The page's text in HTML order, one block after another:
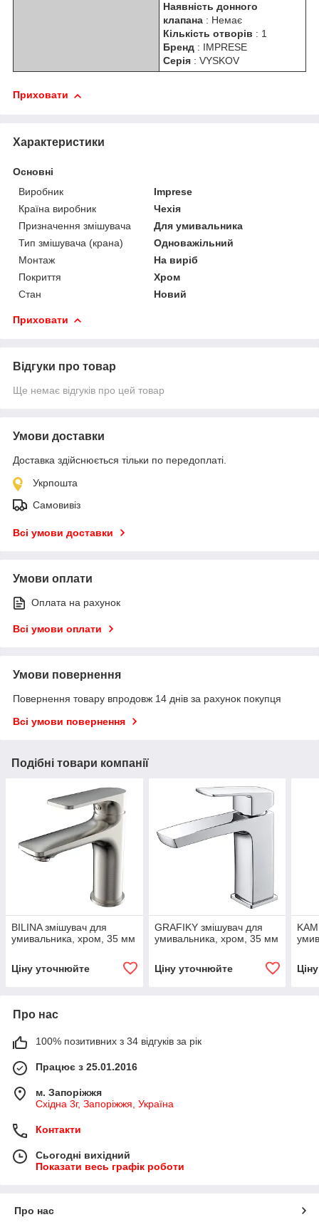
Наявність донного
клапана : Немає
Кількість отворів : 1
Бренд : IMPRESE
Серія : VYSKOV
Приховати
Характеристики
Основні
Виробник
Imprese
Країна виробник
Чехія
Призначення змішувача
Для умивальника
Тип змішувача (крана)
Одноважільний
Монтаж
На виріб
Покриття
Хром
Стан
Новий
Приховати
Відгуки про товар
Ще немає відгуків про цей товар
Умови доставки
Доставка здійснюється тільки по передоплаті.
Укрпошта
Самовивіз
Всі умови доставки
Умови оплати
Оплата на рахунок
Всі умови оплати
Умови повернення
Повернення товару впродовж 14 днів за рахунок покупця
Всі умови повернення
Подібні товари компанії
BILINA змішувач для
умивальника, хром, 35 мм
Ціну уточнюйте
GRAFIKY змішувач для
умивальника, хром, 35 мм
Ціну уточнюйте
Про нас
100% позитивних з 34 відгуків за рік
Працює з 25.01.2016
м. Запоріжжя
Східна 3г, Запоріжжя, Україна
Контакти
Сьогодні вихідний
Показати весь графік роботи
Про нас